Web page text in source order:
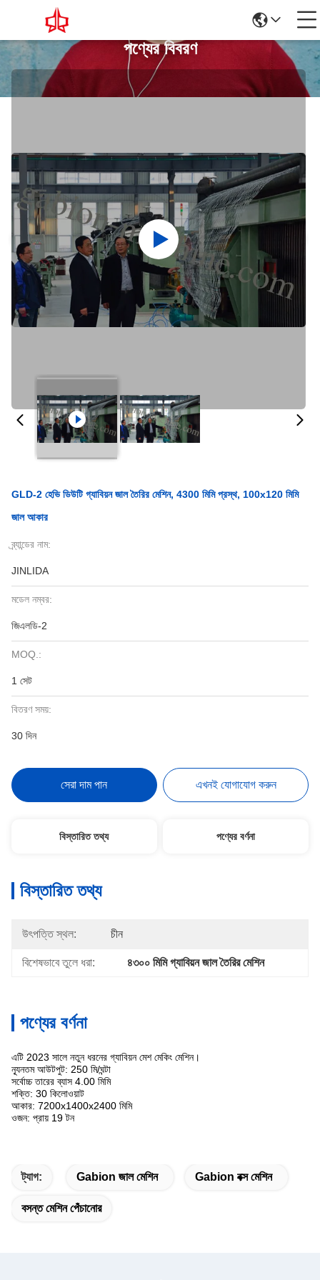
পণ্যের বিবরণ
GLD-2 হেভি ডিউটি ​​গ্যাবিয়ন জাল তৈরির মেশিন, 4300 মিমি প্রস্থ, 100x120 মিমি
জাল আকার
ব্র্যান্ডের নাম:
JINLIDA
মডেল নম্বর:
জিএলডি-2
MOQ.:
1 সেট
বিতরণ সময়:
30 দিন
সেরা দাম পান এখনই যোগাযোগ করুন
বিস্তারিত তথ্য পণ্যের বর্ণনা
বিস্তারিত তথ্য
উৎপত্তি স্থল: চীন
বিশেষভাবে তুলে ধরা: ৪৩০০ মিমি গ্যাবিয়ন জাল তৈরির মেশিন
পণ্যের বর্ণনা
এটি 2023 সালে নতুন ধরনের গ্যাবিয়ন মেশ মেকিং মেশিন।
ন্যূনতম আউটপুট: 250 মি/ঘন্টা
সর্বোচ্চ তারের ব্যাস 4.00 মিমি
শক্তি: 30 কিলোওয়াট
আকার: 7200x1400x2400 মিমি
ওজন: প্রায় 19 টন
ট্যাগ: Gabion জাল মেশিন Gabion বক্স মেশিন
বসন্ত মেশিন পেঁচানোর